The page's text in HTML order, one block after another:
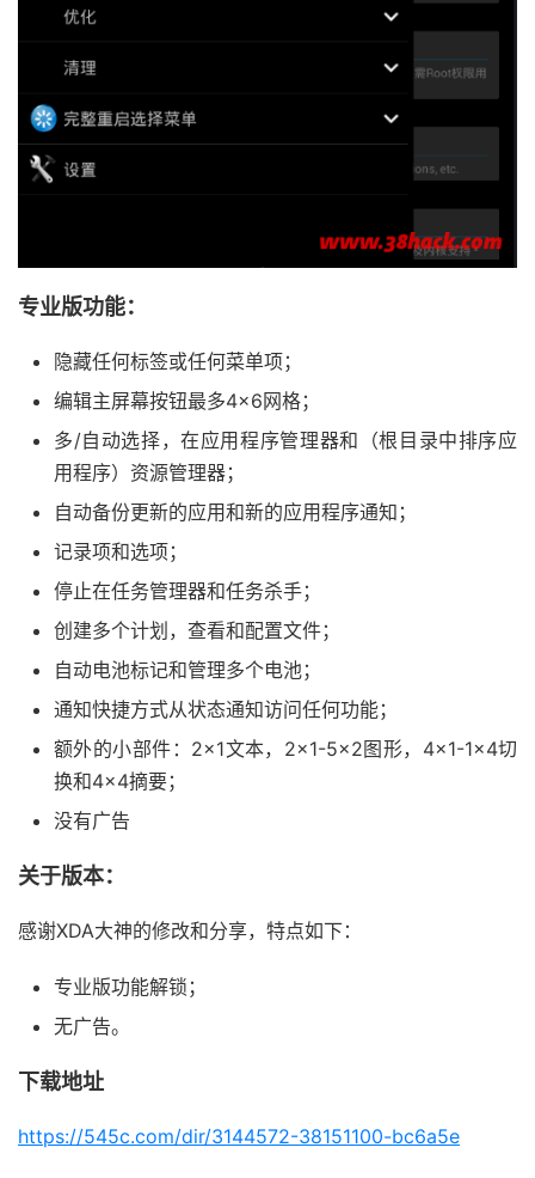
专业版功能：
隐藏任何标签或任何菜单项；
编辑主屏幕按钮最多4×6网格；
多/自动选择，在应用程序管理器和（根目录中排序应
用程序）资源管理器；
自动备份更新的应用和新的应用程序通知；
记录项和选项；
停止在任务管理器和任务杀手；
创建多个计划，查看和配置文件；
自动电池标记和管理多个电池；
通知快捷方式从状态通知访问任何功能；
额外的小部件：2×1文本，2×1-5×2图形，4×1-1×4切
换和4×4摘要；
没有广告
关于版本：
感谢XDA大神的修改和分享，特点如下：
专业版功能解锁；
无广告。
下载地址
https://545c.com/dir/3144572-38151100-bc6a5e